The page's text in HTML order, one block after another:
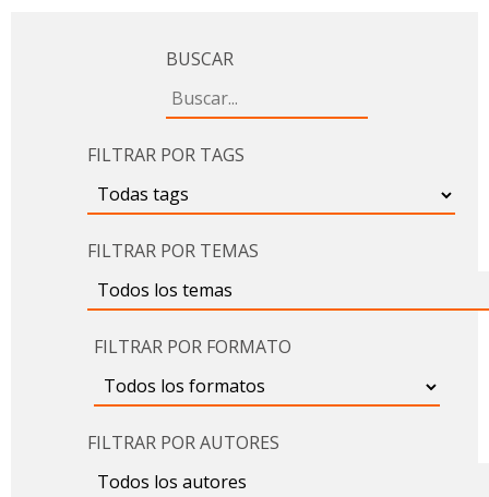
BUSCAR
FILTRAR POR TAGS
FILTRAR POR TEMAS
FILTRAR POR FORMATO
FILTRAR POR AUTORES